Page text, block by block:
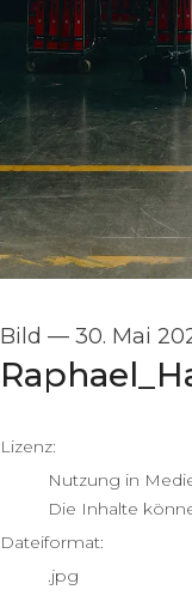
Bild — 30. Mai
go to media item
Lizenz:
Nutzung in
Die Inhalte
Dateiformat:
.jpg